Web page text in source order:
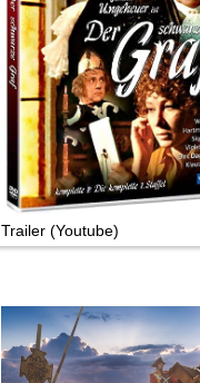
Mediathek
Impressum
Datenschutz
Trailer (Youtube)